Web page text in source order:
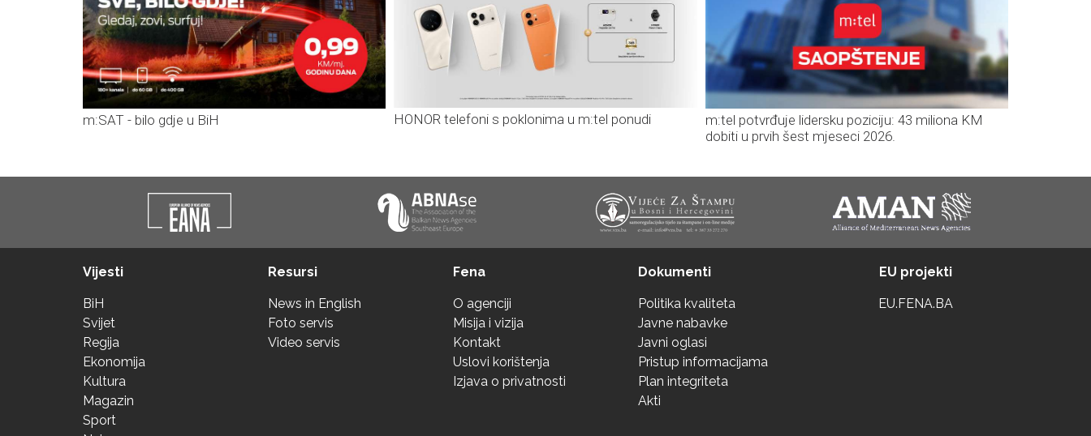
m:SAT - bilo gdje u BiH HONOR telefoni s poklonima u m:tel ponudi
m:tel potvrđuje lidersku poziciju: 43 miliona KM
dobiti u prvih šest mjeseci 2026.
Vijesti
BiH
Svijet
Regija
Ekonomija
Kultura
Magazin
Sport
Resursi
News in English
Foto servis
Video servis
Fena
O agenciji
Misija i vizija
Kontakt
Uslovi korištenja
Izjava o privatnosti
Dokumenti
Politika kvaliteta
Javne nabavke
Javni oglasi
Pristup informacijama
Plan integriteta
Akti
EU projekti
EU.FENA.BA